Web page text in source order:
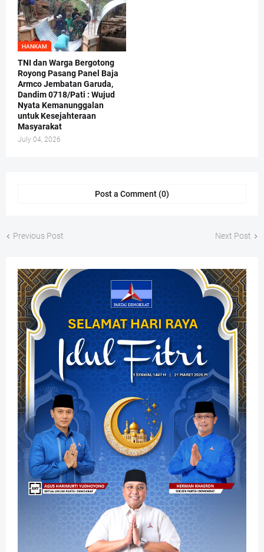
HANKAM
TNI dan Warga Bergotong
Royong Pasang Panel Baja
Armco Jembatan Garuda,
Dandim 0718/Pati : Wujud
Nyata Kemanunggalan
untuk Kesejahteraan
Masyarakat
July 04, 2026
Post a Comment (0)
Previous Post Next Post